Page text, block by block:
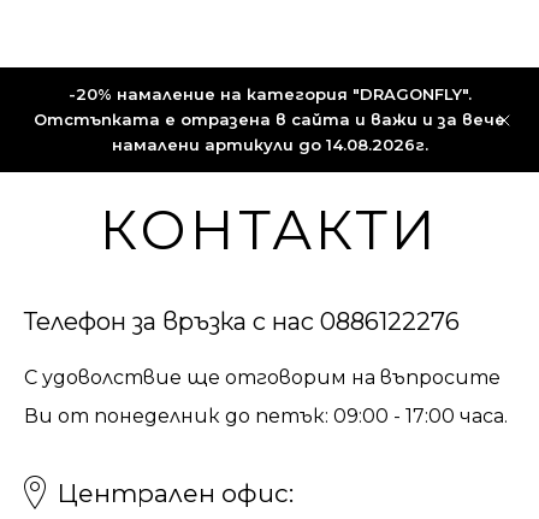
-20% намаление на категория "DRAGONFLY".
Отстъпката е отразена в сайта и важи и за вече
намалени артикули до 14.08.2026г.
КОНТАКТИ
Телефон за връзка с нас 0886122276
С удоволствие ще отговорим на въпросите
Ви от понеделник до петък: 09:00 - 17:00 часа.
Централен офис: